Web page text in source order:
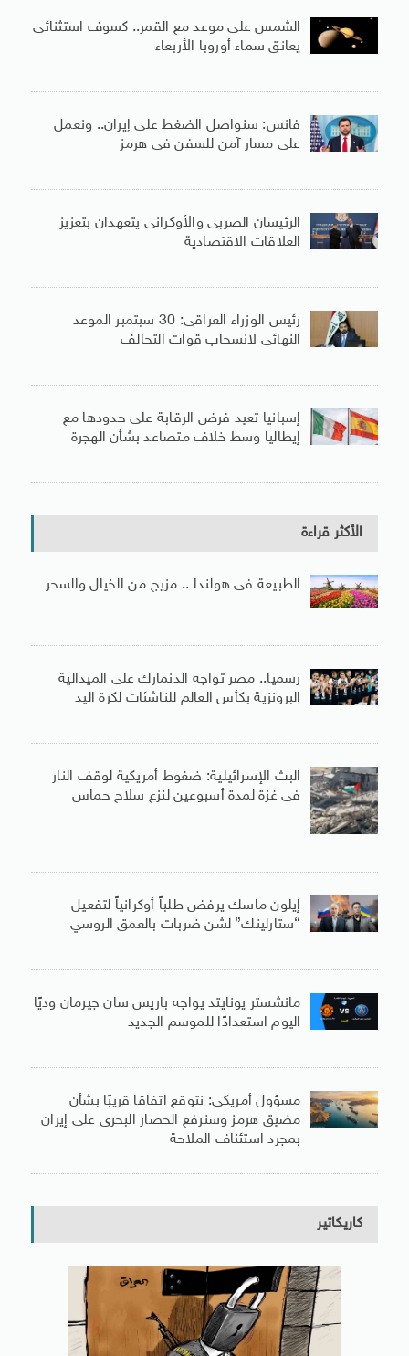
الشمس على موعد مع القمر.. كسوف استثنائى
يعانق سماء أوروبا الأربعاء
فانس: سنواصل الضغط على إيران.. ونعمل
على مسار آمن للسفن فى هرمز
الرئيسان الصربى والأوكرانى يتعهدان بتعزيز
العلاقات الاقتصادية
رئيس الوزراء العراقى: 30 سبتمبر الموعد
النهائى لانسحاب قوات التحالف
إسبانيا تعيد فرض الرقابة على حدودها مع
إيطاليا وسط خلاف متصاعد بشأن الهجرة
الأكثر قراءة
الطبيعة فى هولندا .. مزيج من الخيال والسحر
رسميا.. مصر تواجه الدنمارك على الميدالية
البرونزية بكأس العالم للناشئات لكرة اليد
البث الإسرائيلية: ضغوط أمريكية لوقف النار
فى غزة لمدة أسبوعين لنزع سلاح حماس
إيلون ماسك يرفض طلباً أوكرانياً لتفعيل
“ستارلينك” لشن ضربات بالعمق الروسي
مانشستر يونايتد يواجه باريس سان جيرمان وديًا
اليوم استعدادًا للموسم الجديد
مسؤول أمريكى: نتوقع اتفاقا قريبًا بشأن
مضيق هرمز وسنرفع الحصار البحرى على إيران
بمجرد استئناف الملاحة
كاريكاتير